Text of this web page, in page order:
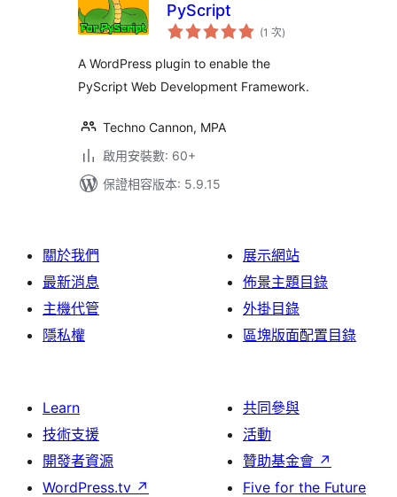
PyScript
(1 次評
分)
A WordPress plugin to enable the
PyScript Web Development Framework.
Techno Cannon, MPA
啟用安裝數: 60+
保證相容版本: 5.9.15
關於我們
最新消息
主機代管
隱私權
展示網站
佈景主題目錄
外掛目錄
區塊版面配置目錄
Learn
技術支援
開發者資源
WordPress.tv ↗
共同參與
活動
贊助基金會 ↗
Five for the Future